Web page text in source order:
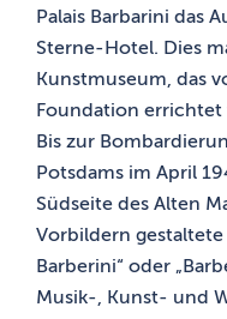
Palais Barbarini das
Sterne-Hotel. Dies
Kunstmuseum, das
Foundation errichtet
Bis zur
Potsdams im April
Südseite des Alten
Vorbildern gestaltete
Barberini“ oder
Musik-, Kunst- und